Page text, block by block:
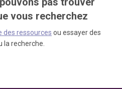
vous recherchez
des ressources ou essayer des
la recherche.